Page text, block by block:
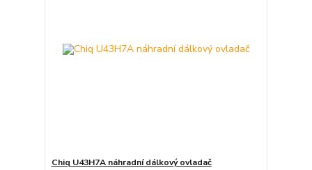
Chiq U43H7A náhradní dálkový ovladač